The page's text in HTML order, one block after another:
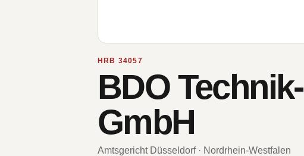
HRB 34057
BDO
GmbH
Amtsgericht Düsseldorf · Nordrhein-Westfalen